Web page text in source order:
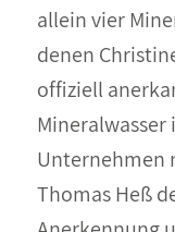
allein vier
denen
offiziell
Mineralwasser
Unternehmen
Thomas Heß